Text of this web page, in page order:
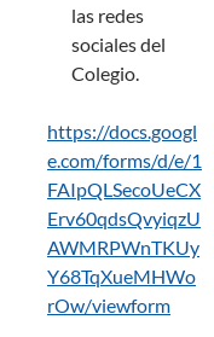
las redes
sociales del
Colegio.
https://docs.googl
e.com/forms/d/e/1
FAIpQLSecoUeCX
Erv60qdsQvyiqzU
AWMRPWnTKUy
Y68TqXueMHWo
rOw/viewform